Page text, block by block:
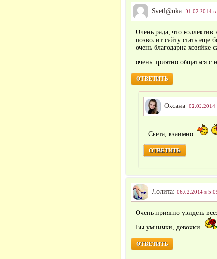
Svetl@nka: 01.02.2014 в
Очень рада, что коллектив
позволит сайту стать еще
очень благодарна хозяйке
очень приятно общаться с
ОТВЕТИТЬ
Оксана: 02.02.2014
Света, взаимно
ОТВЕТИТЬ
Лолита: 06.02.2014 в
Очень приятно увидеть
Вы умнички, девочки!
ОТВЕТИТЬ